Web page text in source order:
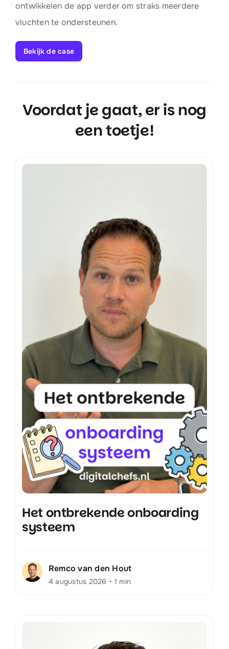
ontwikkelen de app verder om straks meerdere
vluchten te ondersteunen.
Bekijk de case
Voordat je gaat, er is nog
een toetje!
Het ontbrekende onboarding
systeem
Remco van den Hout
4 augustus 2026 • 1 min